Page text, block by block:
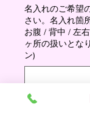
名入れのご希望
さい。名入れ箇
お腹 / 背中 / 左
ヶ所の扱いとな
ン)